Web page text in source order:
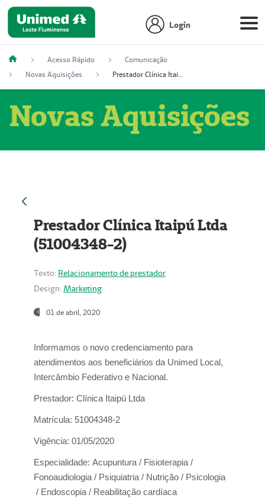
Login
Acesso Rápido
Comunicação
Novas Aquisições
Prestador Clínica Itaipú Ltda (51004348-2)
Novas Aquisições
Prestador Clínica Itaipú Ltda
(51004348-2)
Texto: Relacionamento de prestador
Design: Marketing
01 de abril, 2020
Informamos o novo credenciamento para
atendimentos aos beneficiários da Unimed Local,
Intercâmbio Federativo e Nacional.
Prestador: Clínica Itaipú Ltda
Matrícula: 51004348-2
Vigência: 01/05/2020
Especialidade: Acupuntura / Fisioterapia /
Fonoaudiologia / Psiquiatria / Nutrição / Psicologia
/ Endoscopia / Reabilitação cardíaca